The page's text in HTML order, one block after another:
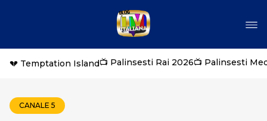
💔 Temptation Island📺 Palinsesti Rai 2026📺 Palinsesti
CANALE 5